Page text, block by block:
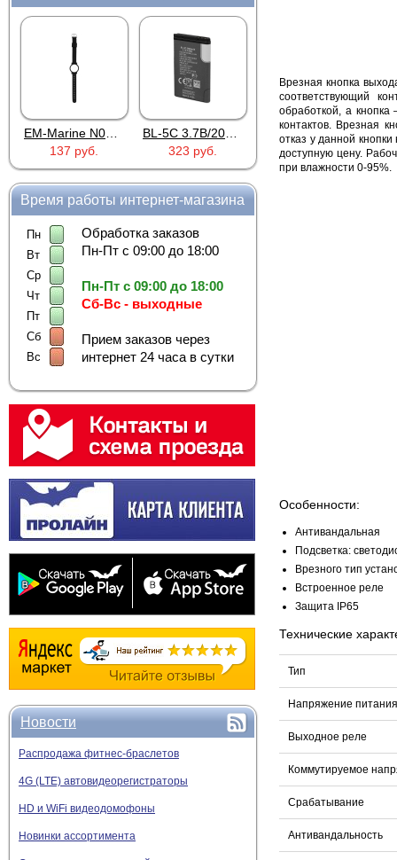
137 руб.
323 руб.
Proline PR-HPT615TY
6 137 руб.
Время работы интернет-магазина
Пн
Вт
Ср
Чт
Пт
Сб
Вс
Обработка заказов
Пн-Пт с 09:00 до 18:00
Пн-Пт с 09:00 до 18:00
Сб-Вс - выходные
Прием заказов через
интернет 24 часа в сутки
Новости
Распродажа фитнес-браслетов
4G (LTE) автовидеорегистраторы
HD и WiFi видеодомофоны
Новинки ассортимента
Врезная кнопка
соответствующий
обработкой, а
контактов. Врезная
отказ у данной
доступную цену.
при влажности 0-95%.
Особенности:
Антивандальная
Подсветка:
Врезного тип
Встроенное реле
Защита IP65
Технические
Тип
Напряжение питания
Выходное реле
Коммутируемое
Срабатывание
Антивандальность